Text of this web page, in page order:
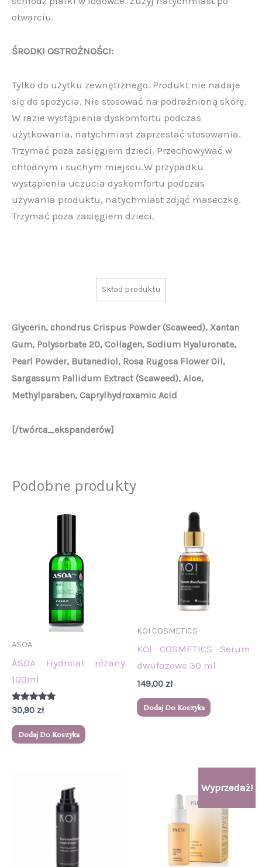
otwarciu.
ŚRODKI OSTROŻNOŚCI:
Tylko do użytku zewnętrznego. Produkt nie nadaje
się do spożycia. Nie stosować na podrażnioną skórę.
W razie wystąpienia dyskomfortu podczas
użytkowania, natychmiast zaprzestać stosowania.
Trzymać poza zasięgiem dzieci. Przechowywać w
chłodnym i suchym miejscu.W przypadku
wystąpienia uczucia dyskomfortu podczas
używania produktu, natychmiast zdjąć maseczkę.
Trzymać poza zasięgiem dzieci.
Skład produktu
Glycerin, chondrus Crispus Powder (Scaweed), Xantan
Gum, Polysorbate 20, Collagen, Sodium Hyaluronate,
Pearl Powder, Butanediol, Rosa Rugosa Flower Oil,
Sargassum Pallidum Extract (Scaweed), Aloe,
Methylparaben, Caprylhydroxamic Acid
[/twórca_ekspanderów]
Podobne produkty
ASOA
ASOA Hydrolat różany
100ml
Oceniono
5.00
na 5
30,90 zł
Dodaj Do Koszyka
KOI COSMETICS
KOI COSMETICS Serum
dwufazowe 30 ml
149,00 zł
Dodaj Do Koszyka
Wyprzedaż!
wynosiła:
99,00 zł.
cena
88,00 zł.